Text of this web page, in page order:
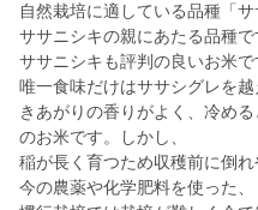
自然栽培に適している品種「
ササニシキの親にあたる品種で
ササニシキも評判の良いお米で
唯一食味だけはササシグレを
きあがりの香りがよく、冷め
のお米です。しかし、
稲が長く育つため収穫前に倒れ
今の農薬や化学肥料を使った、